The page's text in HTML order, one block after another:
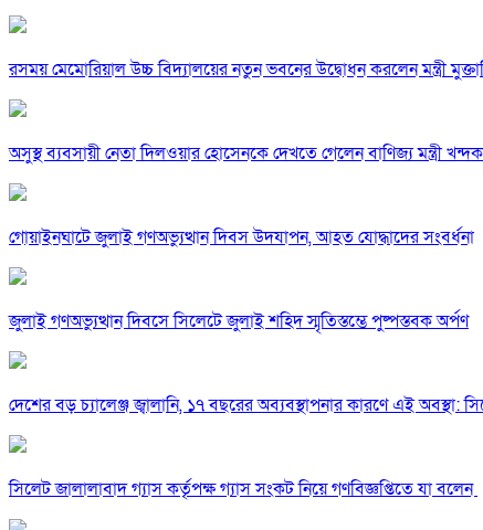
রসময় মেমোরিয়াল উচ্চ বিদ্যালয়ের নতুন ভবনের উদ্বোধন করলেন মন্ত্রী
অসুস্থ ব্যবসায়ী নেতা দিলওয়ার হোসেনকে দেখতে গেলেন বাণিজ্য মন্ত্রী
গোয়াইনঘাটে জুলাই গণঅভ্যুত্থান দিবস উদযাপন, আহত যোদ্ধাদের সংবর্ধনা
জুলাই গণঅভ্যুত্থান দিবসে সিলেটে জুলাই শহিদ স্মৃতিস্তম্ভে পুষ্পস্তবক অর্পণ
দেশের বড় চ্যালেঞ্জ জ্বালানি, ১৭ বছরের অব্যবস্থাপনার কারণে এই অবস্থা:
সিলেট জালালাবাদ গ্যাস কর্তৃপক্ষ গ্যাস সংকট নিয়ে গণবিজ্ঞপ্তিতে যা বলেন